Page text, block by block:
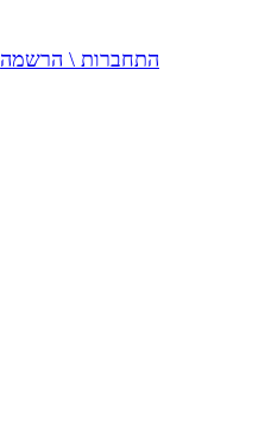
התחברות \ הרשמה